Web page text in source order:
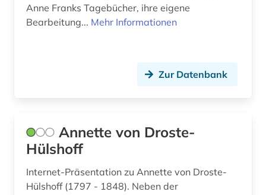
frühmittelniederländisch (2)
führer (2)
fürstliche bibliothek corvey (1)
Anne Franks Tagebücher, ihre eigene
Bearbeitung... Mehr Informationen
Zur Datenbank
Annette von Droste-
Hülshoff
Internet-Präsentation zu Annette von Droste-
Hülshoff (1797 - 1848). Neben der